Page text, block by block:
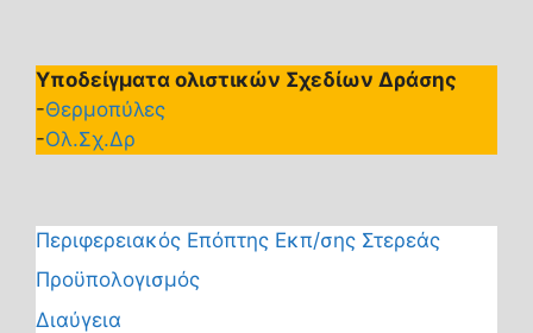
Υποδείγματα ολιστικών Σχεδίων Δράσης
-Θερμοπύλες
-Ολ.Σχ.Δρ
Περιφερειακός Επόπτης Εκπ/σης Στερεάς
Προϋπολογισμός
Διαύγεια